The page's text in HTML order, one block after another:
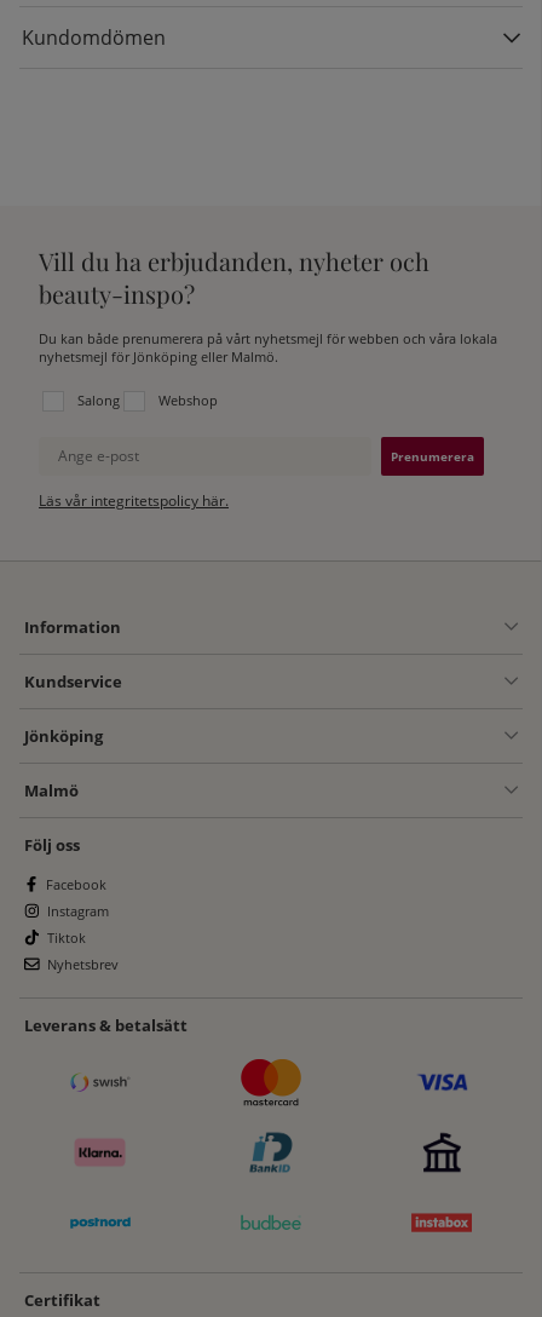
Kundomdömen
Vill du ha erbjudanden, nyheter och
beauty-inspo?
Du kan både prenumerera på vårt nyhetsmejl för webben och våra lokala
nyhetsmejl för Jönköping eller Malmö.
Välj vilken lista du vill prenumerera på:
Salong Webshop
Ange e-post
Läs vår integritetspolicy här.
Information
Kundservice
Jönköping
Malmö
Följ oss
Facebook
Instagram
Tiktok
Nyhetsbrev
Leverans & betalsätt
Certifikat